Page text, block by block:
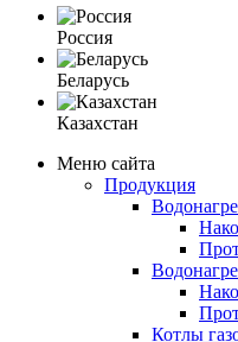
Россия
Беларусь
Казахстан
Меню сайта
Продукция
Котлы